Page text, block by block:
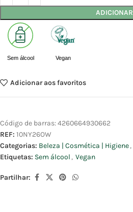
ADICIONAR
Sem álcool Vegan
Adicionar aos favoritos
Código de barras:4260664930662
REF: 10NY26OW
Categorias: Beleza | Cosmética | Higiene,
Etiquetas: Sem álcool , Vegan
Partilhar: